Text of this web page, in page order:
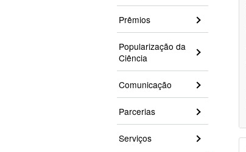
Prêmios
Popularização da
Ciência
Comunicação
Parcerias
Serviços